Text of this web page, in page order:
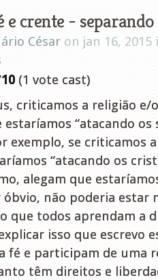
e crente - separando
César on jan 16,
10 (1 vote cast)
criticamos a religião e/
estaríamos “atacando
exemplo, se criticamos
“atacando os
alegam que
óbvio, não poderia estar
que todos aprendam a
isso que escrevo
fé e participam de uma
têm direitos e